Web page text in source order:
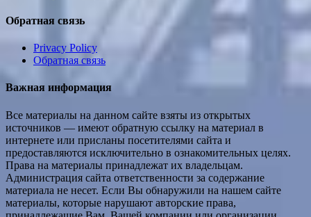
Обратная связь
Privacy Policy
Обратная связь
Важная информация
Все материалы на данном сайте взяты из открытых
источников — имеют обратную ссылку на материал в
интернете или присланы посетителями сайта и
предоставляются исключительно в ознакомительных целях.
Права на материалы принадлежат их владельцам.
Администрация сайта ответственности за содержание
материала не несет. Если Вы обнаружили на нашем сайте
материалы, которые нарушают авторские права,